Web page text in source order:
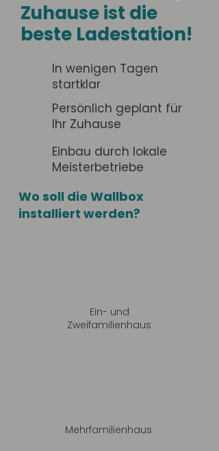
Zuhause ist die
beste Ladestation!
In wenigen Tagen
startklar
Persönlich geplant für
Ihr Zuhause
Einbau durch lokale
Meisterbetriebe
Wo soll die Wallbox
installiert werden?
Ein- und
Zweifamilienhaus
Mehrfamilienhaus